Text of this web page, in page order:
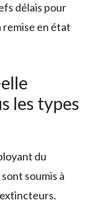
délais pour
en état
les types
du
soumis à